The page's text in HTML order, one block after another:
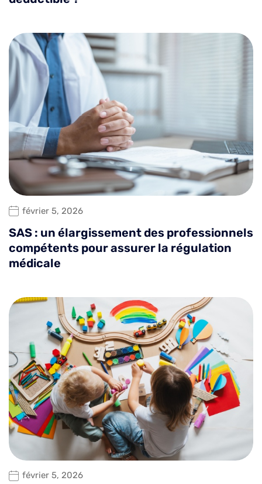
février 5, 2026
SAS : un élargissement des professionnels
compétents pour assurer la régulation
médicale
février 5, 2026